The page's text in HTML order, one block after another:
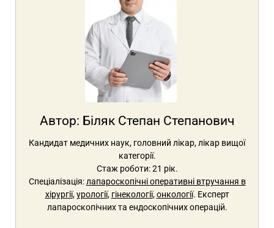
Автор: Біляк Степан Степанович
Кандидат медичних наук, головний лікар, лікар вищої
категорії.
Стаж роботи: 21 рік.
Спеціалізація:лапароскопічні оперативні втручання в
хірургії,урології, гінекології,онкології. Експерт
лапароскопічних та ендоскопічних операцій.